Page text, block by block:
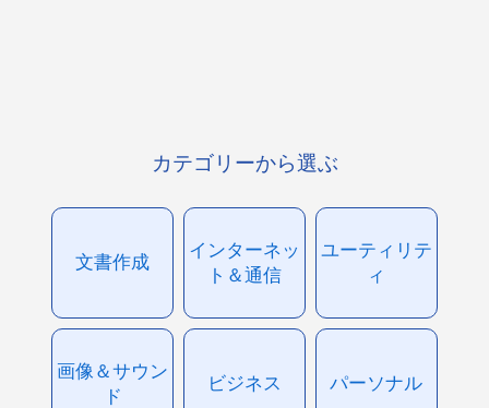
カテゴリーから選ぶ
文書作成
インターネッ
ト＆通信
ユーティリテ
ィ
画像＆サウン
ド
ビジネス パーソナル